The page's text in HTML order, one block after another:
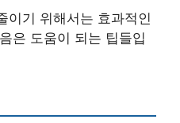
이기 위해서는 효과적인
은 도움이 되는 팁들입